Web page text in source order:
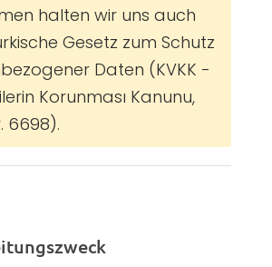
halten wir uns auch
Gesetz zum Schutz
Daten (KVKK -
Korunması Kanunu,
6698).